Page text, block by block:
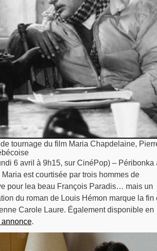
tournage du film Maria Chapdelaine,
6 avril à 9h15, sur CinéPop) – Péribonka
est courtisée par trois hommes de
pour lea beau François Paradis… mais un
du roman de Louis Hémon marque la fin
Carole Laure. Également disponible en
annonce.